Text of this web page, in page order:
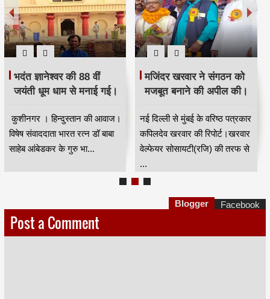
भदंत ज्ञानेश्वर की 88 वीं
जयंती धूम धाम से मनाई गई।
कुशीनगर । हिन्दुस्तान की आवाज।
विषेष संवाददाता भारत रत्न डॉ बाबा
साहेब आंबेडकर के गुरु भा...
मजिंदर खरवार ने संगठन को
मजबूत बनाने की अपील की।
नई दिल्ली से मुंबई के वरिष्ठ पत्रकार
कपिलदेव खरवार की रिपोर्ट।खरवार
वेल्फेयर सोसायटी(रजि) की तरफ से
...
Post a Comment
Blogger Facebook